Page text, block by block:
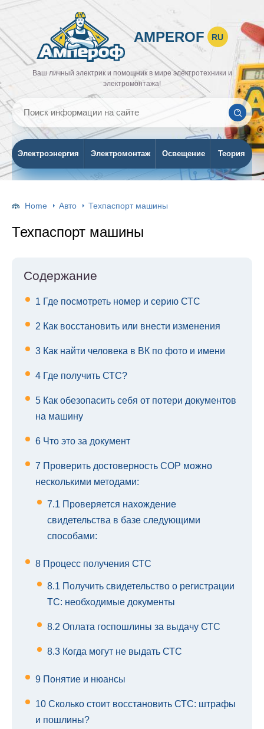
AMPEROF RU
Ваш личный электрик и помощник в мире электротехники и
электромонтажа!
Электроэнергия Электромонтаж Освещение Теория
Home Авто Техпаспорт машины
Техпаспорт машины
Содержание
1 Где посмотреть номер и серию СТС
2 Как восстановить или внести изменения
3 Как найти человека в ВК по фото и имени
4 Где получить СТС?
5 Как обезопасить себя от потери документов
на машину
6 Что это за документ
7 Проверить достоверность СОР можно
несколькими методами:
7.1 Проверяется нахождение
свидетельства в базе следующими
способами:
8 Процесс получения СТС
8.1 Получить свидетельство о регистрации
ТС: необходимые документы
8.2 Оплата госпошлины за выдачу СТС
8.3 Когда могут не выдать СТС
9 Понятие и нюансы
10 Сколько стоит восстановить СТС: штрафы
и пошлины?